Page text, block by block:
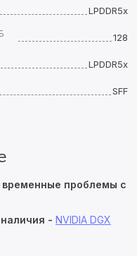
LPDDR5x
128
LPDDR5x
SFF
проблемы с
- NVIDIA DGX